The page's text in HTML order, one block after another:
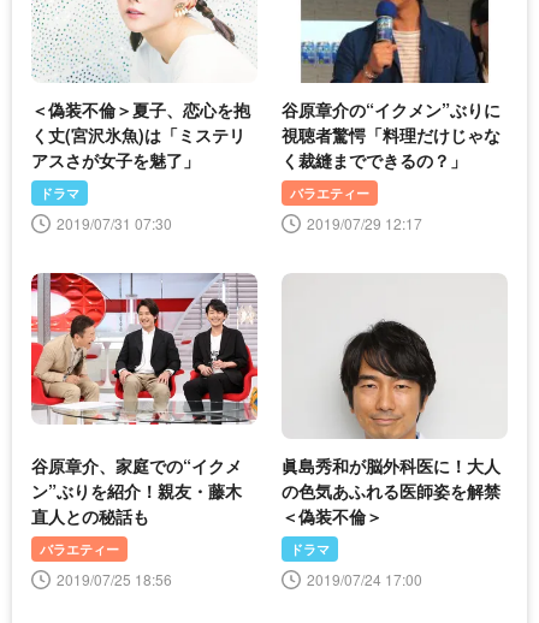
＜偽装不倫＞夏子、恋心を抱
く丈(宮沢氷魚)は「ミステリ
アスさが女子を魅了」
ドラマ
2019/07/31 07:30
谷原章介の“イクメン”ぶりに
視聴者驚愕「料理だけじゃな
く裁縫までできるの？」
バラエティー
2019/07/29 12:17
谷原章介、家庭での“イクメ
ン”ぶりを紹介！親友・藤木
直人との秘話も
バラエティー
2019/07/25 18:56
眞島秀和が脳外科医に！大人
の色気あふれる医師姿を解禁
＜偽装不倫＞
ドラマ
2019/07/24 17:00